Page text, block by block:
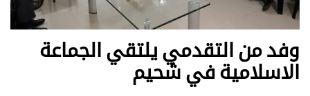
وفد من التقدمي يلتقي الجماعة
الاسلامية في شحيم